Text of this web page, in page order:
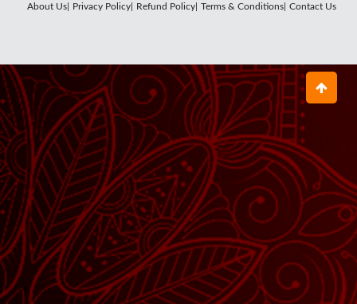
About Us| Privacy Policy| Refund Policy| Terms & Conditions| Contact Us